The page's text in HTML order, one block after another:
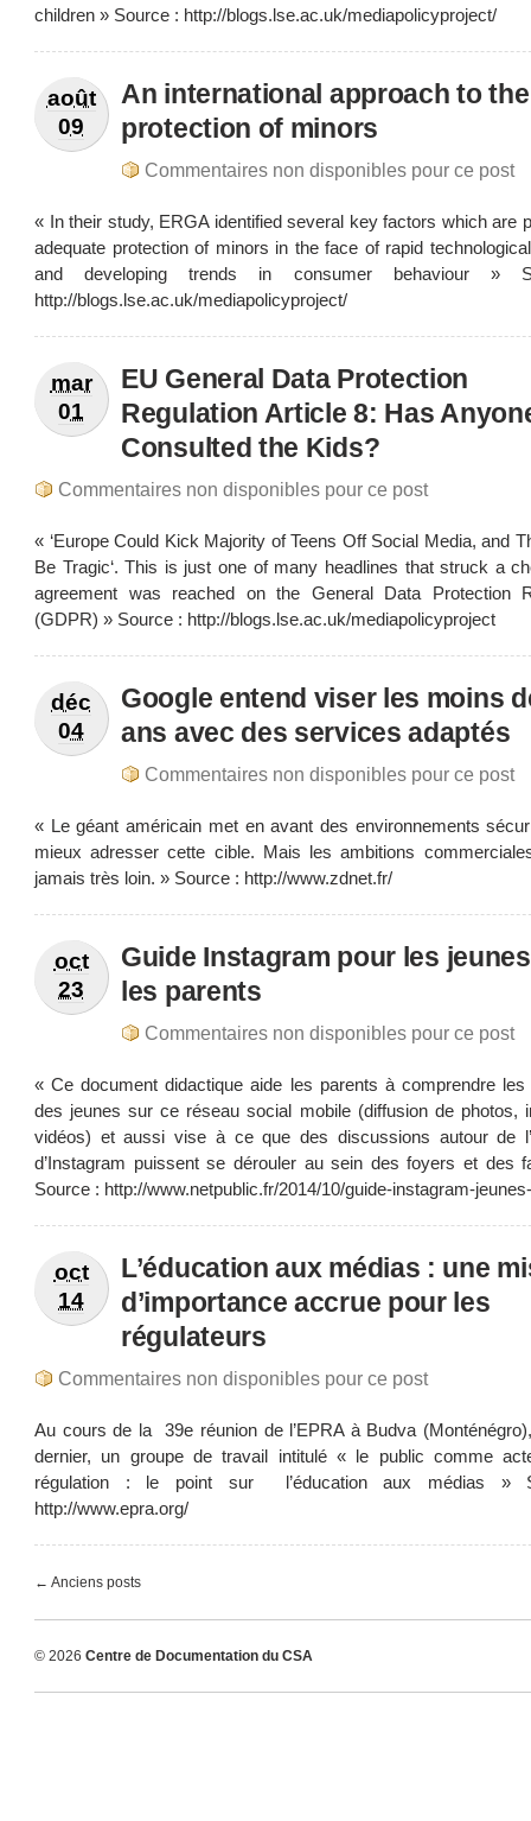
children » Source : http://blogs.lse.ac.uk/mediapolicyproject/
août
09
An international approach to the
protection of minors
Commentaires non disponibles pour ce post
« In their study, ERGA identified several key factors which are
adequate protection of minors in the face of rapid
and developing trends in consumer behaviour »
http://blogs.lse.ac.uk/mediapolicyproject/
mar
01
EU General Data Protection
Regulation Article 8: Has
Consulted the Kids?
Commentaires non disponibles pour ce post
« ‘Europe Could Kick Majority of Teens Off Social Media, and
Be Tragic‘. This is just one of many headlines that struck a
agreement was reached on the General Data Protection
(GDPR) » Source : http://blogs.lse.ac.uk/mediapolicyproject
déc
04
Google entend viser les moins
ans avec des services adaptés
Commentaires non disponibles pour ce post
« Le géant américain met en avant des environnements
mieux adresser cette cible. Mais les ambitions
jamais très loin. » Source : http://www.zdnet.fr/
oct
23
Guide Instagram pour les
les parents
Commentaires non disponibles pour ce post
« Ce document didactique aide les parents à comprendre les
des jeunes sur ce réseau social mobile (diffusion de photos,
vidéos) et aussi vise à ce que des discussions autour de
d’Instagram puissent se dérouler au sein des foyers et des
Source : http://www.netpublic.fr/2014/10/guide-instagram-
oct
14
L’éducation aux médias : une
d’importance accrue pour les
régulateurs
Commentaires non disponibles pour ce post
Au cours de la 39e réunion de l’EPRA à Budva
dernier, un groupe de travail intitulé « le public comme
régulation : le point sur l’éducation aux médias »
http://www.epra.org/
← Anciens posts
© 2026 Centre de Documentation du CSA